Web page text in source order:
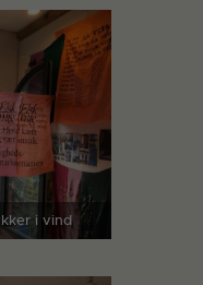
i vind